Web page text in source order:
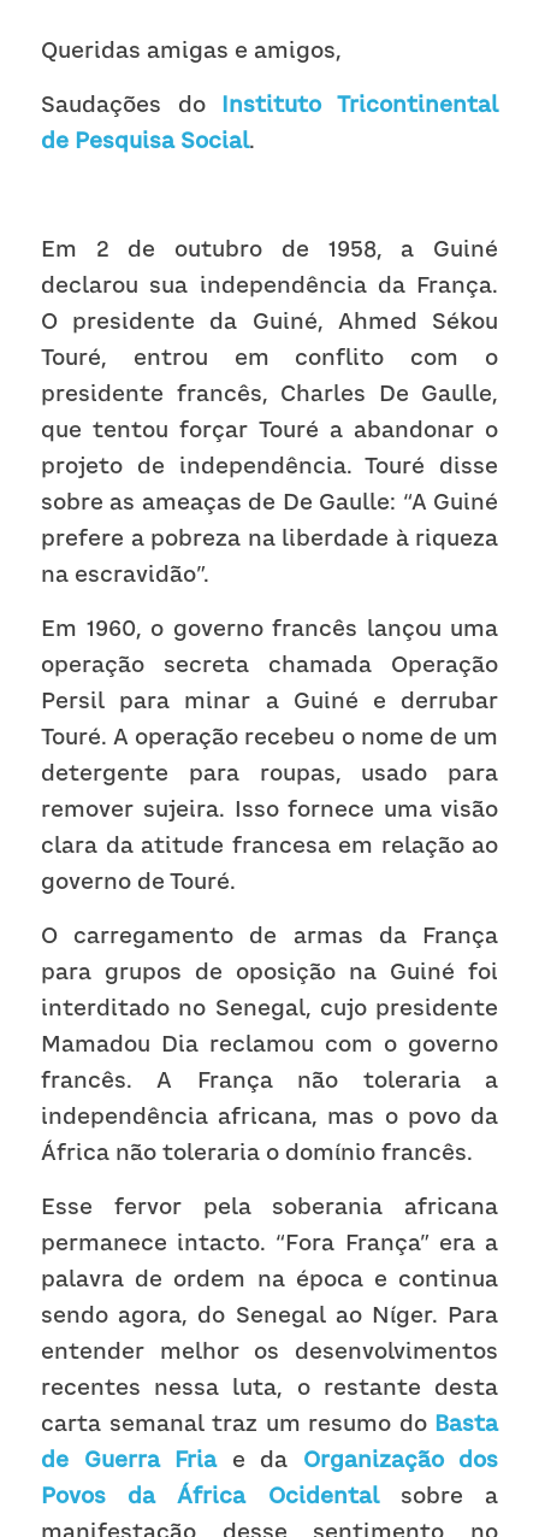
Queridas amigas e amigos,
Saudações do Instituto Tricontinental
de Pesquisa Social.
Em 2 de outubro de 1958, a Guiné
declarou sua independência da França.
O presidente da Guiné, Ahmed Sékou
Touré, entrou em conflito com o
presidente francês, Charles De Gaulle,
que tentou forçar Touré a abandonar o
projeto de independência. Touré disse
sobre as ameaças de De Gaulle: “A Guiné
prefere a pobreza na liberdade à riqueza
na escravidão”.
Em 1960, o governo francês lançou uma
operação secreta chamada Operação
Persil para minar a Guiné e derrubar
Touré. A operação recebeu o nome de um
detergente para roupas, usado para
remover sujeira. Isso fornece uma visão
clara da atitude francesa em relação ao
governo de Touré.
O carregamento de armas da França
para grupos de oposição na Guiné foi
interditado no Senegal, cujo presidente
Mamadou Dia reclamou com o governo
francês. A França não toleraria a
independência africana, mas o povo da
África não toleraria o domínio francês.
Esse fervor pela soberania africana
permanece intacto. “Fora França” era a
palavra de ordem na época e continua
sendo agora, do Senegal ao Níger. Para
entender melhor os desenvolvimentos
recentes nessa luta, o restante desta
carta semanal traz um resumo do Basta
de Guerra Fria e da Organização dos
Povos da África Ocidental sobre a
manifestação desse sentimento no